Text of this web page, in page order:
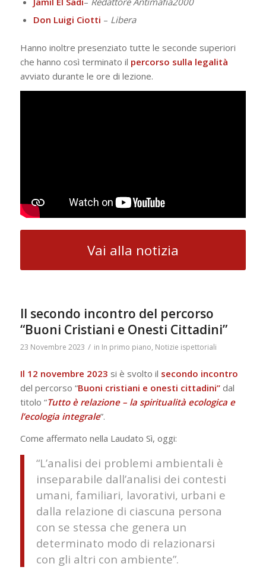
Don Luigi Ciotti – Libera
Hanno inoltre presenziato tutte le seconde superiori
che hanno così terminato il percorso sulla legalità
avviato durante le ore di lezione.
Vai alla notizia
Il secondo incontro del percorso
“Buoni Cristiani e Onesti Cittadini”
23 Novembre 2023 / in In primo piano, Notizie ispettoriali
Il 12 novembre 2023 si è svolto il secondo incontro
del percorso “Buoni cristiani e onesti cittadini” dal
titolo “Tutto è relazione – la spiritualità ecologica e
l’ecologia integrale”.
Come affermato nella Laudato Sì, oggi:
“L’analisi dei problemi ambientali è
inseparabile dall’analisi dei contesti
umani, familiari, lavorativi, urbani e
dalla relazione di ciascuna persona
con se stessa che genera un
determinato modo di relazionarsi
con gli altri con ambiente”.